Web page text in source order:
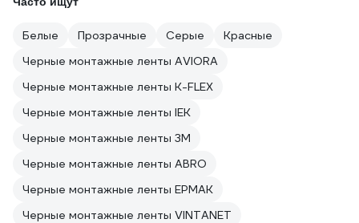
Белые Прозрачные Серые
Красные
Черные монтажные ленты AVIORA
Черные монтажные ленты K-FLEX
Черные монтажные ленты IEK
Черные монтажные ленты 3М
Черные монтажные ленты ABRO
Черные монтажные ленты ЕРМАК
Черные монтажные ленты VINTANET